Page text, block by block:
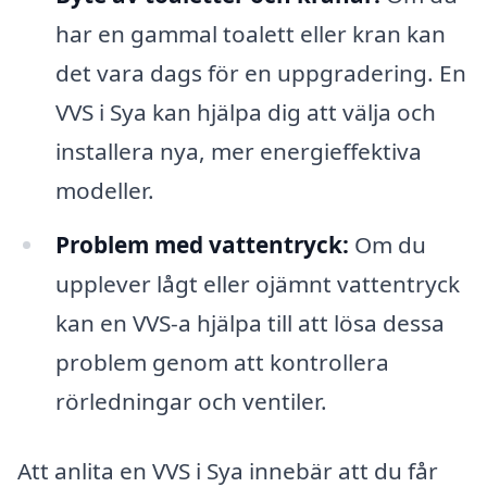
har en gammal toalett eller kran kan
det vara dags för en uppgradering. En
VVS i Sya kan hjälpa dig att välja och
installera nya, mer energieffektiva
modeller.
Problem med vattentryck: Om du
upplever lågt eller ojämnt vattentryck
kan en VVS-a hjälpa till att lösa dessa
problem genom att kontrollera
rörledningar och ventiler.
Att anlita en VVS i Sya innebär att du får